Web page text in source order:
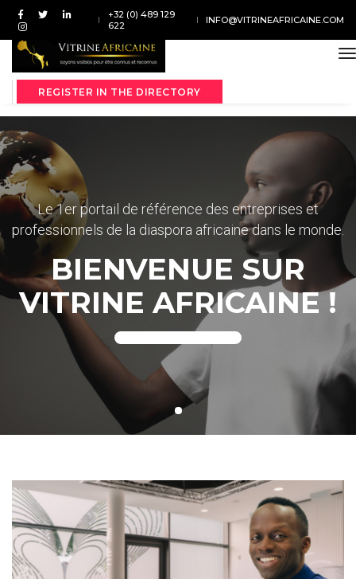
+32 (0) 489 129
622
INFO@VITRINEAFRICAINE.COM
REGISTER IN THE DIRECTORY
Le 1er portail de référence des entreprises et
professionnels de la diaspora africaine dans le monde.
BIENVENUE SUR
VITRINE AFRICAINE !